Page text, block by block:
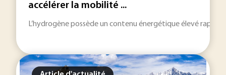
accélérer la mobilité ...
L’hydrogène possède un contenu énergétique élevé